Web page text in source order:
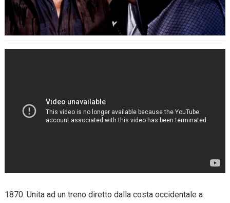
1870. Unita ad un treno diretto dalla costa occidentale a